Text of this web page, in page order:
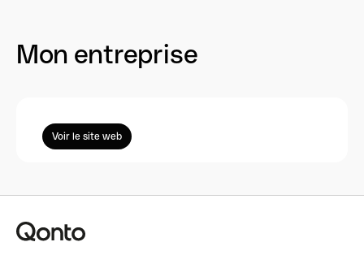
Mon entreprise
Voir le site web